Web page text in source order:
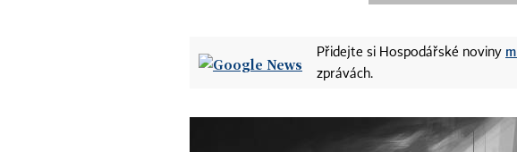
Přidejte si Hospodářské noviny
zprávách.